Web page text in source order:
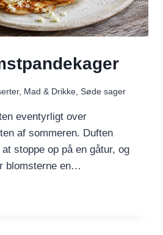
, Mad & Drikke Søde sager
eventyrligt over
af sommeren. Duften
stoppe op på en gåtur, og
blomsterne en…